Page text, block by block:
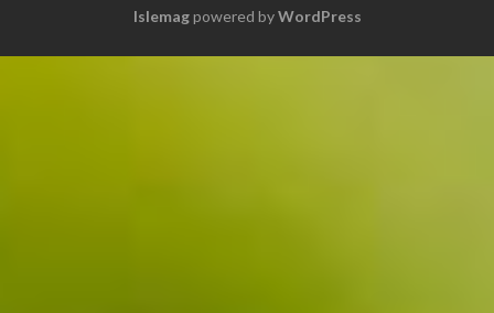
Islemagpowered byWordPress